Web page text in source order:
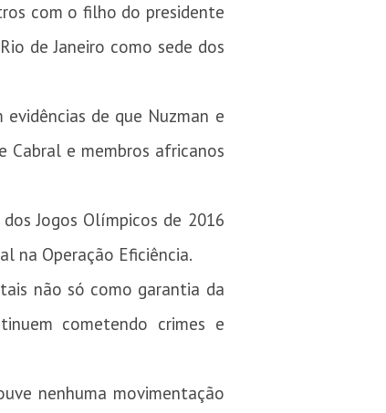
com o filho do presidente
de Janeiro como sede dos
de que Nuzman e
Cabral e membros africanos
Jogos Olímpicos de 2016
na Operação Eficiência.
não só como garantia da
cometendo crimes e
nenhuma movimentação